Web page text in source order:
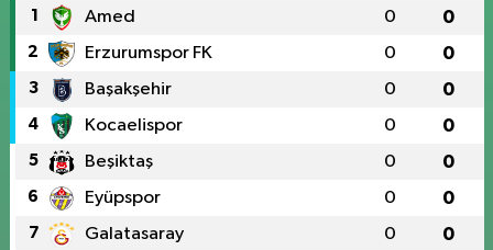
1 Amed 0 0
2 Erzurumspor FK 0 0
3 Başakşehir 0 0
4 Kocaelispor 0 0
5 Beşiktaş 0 0
6 Eyüpspor 0 0
7 Galatasaray 0 0